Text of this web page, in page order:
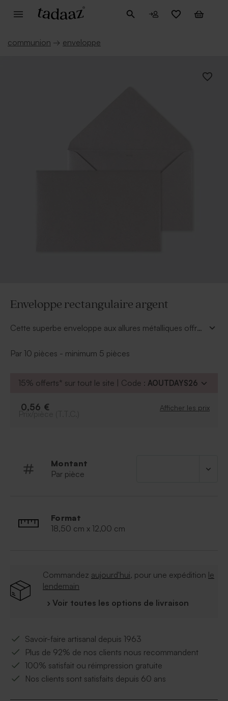
communion → enveloppe
Enveloppe rectangulaire argent
Cette superbe enveloppe aux allures métalliques offre
vraie touche de modernité et d'originalité.
Par 10 pièces - minimum 5 pièces
15% offerts* sur tout le site | Code : AOUTDAYS26
0,56 € Afficher les prix
Montant
Par pièce
Format
18,50 cm x 12,00 cm
Commandez aujourd'hui, pour une expédition le
lendemain
› Voir toutes les options de livraison
Savoir-faire artisanal depuis 1963
Plus de 92% de nos clients nous recommandent
100% satisfait ou réimpression gratuite
Nos clients sont satisfaits depuis 60 ans